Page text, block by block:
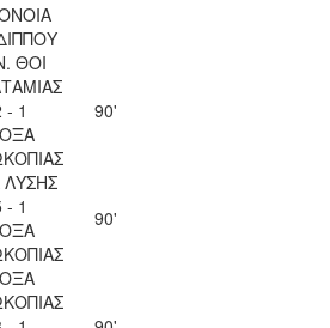
ΘΟΙ
- 1
90'
ΛΥΣΗΣ
- 1
90'